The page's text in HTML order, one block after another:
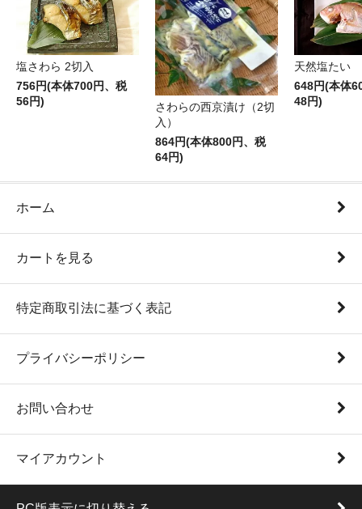
塩さわら 2切入
756円(本体700円、税
56円)
さわらの西京漬け（2切
入）
864円(本体800円、税
64円)
天然塩たい
648円(本体
48円)
ホーム
カートを見る
特定商取引法に基づく表記
プライバシーポリシー
お問い合わせ
マイアカウント